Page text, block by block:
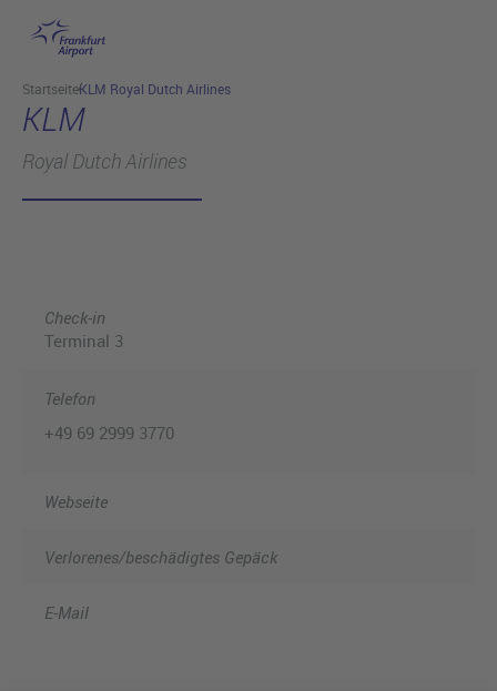
Hauptinhalt anspringen
StartseiteKLM Royal Dutch Airlines
KLM
Royal Dutch Airlines
Check-in
Terminal 3
Telefon
+49 69 2999 3770
Webseite
Verlorenes/beschädigtes Gepäck
E-Mail